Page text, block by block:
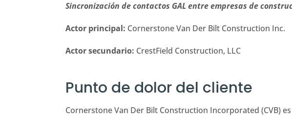
Sincronización de contactos GAL entre empresas de
Actor principal: Cornerstone Van Der Bilt Construction Inc.
Actor secundario: CrestField Construction, LLC
Punto de dolor del cliente
Cornerstone Van Der Bilt Construction Incorporated (CVB)